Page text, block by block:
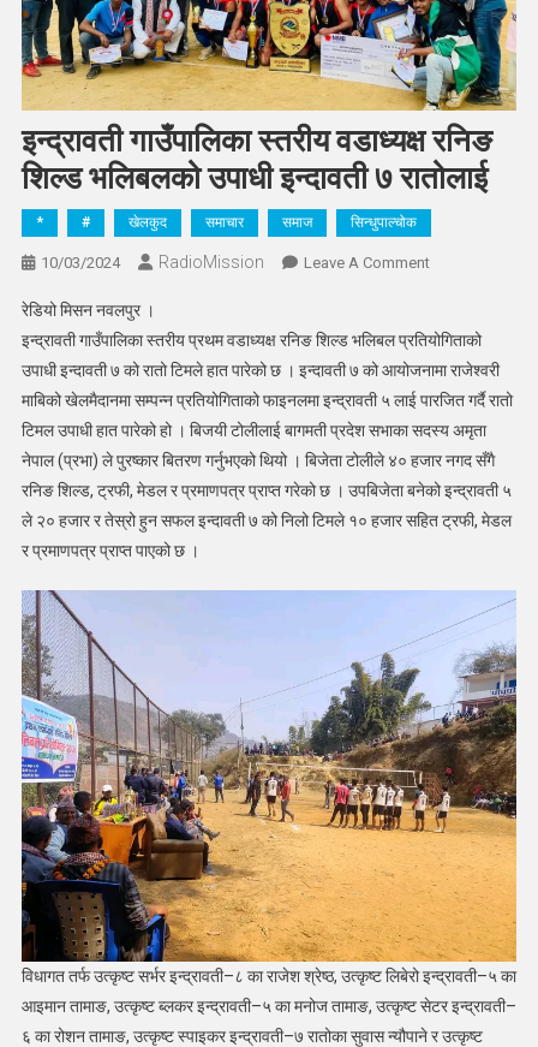
इन्द्रावती गाउँपालिका स्तरीय वडाध्यक्ष रनिङ
शिल्ड भलिबलको उपाधी इन्दावती ७ रातोलाई
* # खेलकुद समाचार समाज सिन्धुपाल्चोक
10/03/2024 RadioMission Leave A CommentOn
स्तरीय
वडाध्यक्ष
रनिङ
शिल्ड
भलिबलको
उपाधी
इन्दावती
रेडियो मिसन नवलपुर ।
इन्द्रावती गाउँपालिका स्तरीय प्रथम वडाध्यक्ष रनिङ शिल्ड भलिबल प्रतियोगिताको
उपाधी इन्दावती ७ को रातो टिमले हात पारेको छ । इन्दावती ७ को आयोजनामा राजेश्वरी
माबिको खेलमैदानमा सम्पन्न प्रतियोगिताको फाइनलमा इन्द्रावती ५ लाई पारजित गर्दै रातो
टिमल उपाधी हात पारेको हो । बिजयी टोलीलाई बागमती प्रदेश सभाका सदस्य अमृता
नेपाल (प्रभा) ले पुरष्कार बितरण गर्नुभएको थियो । बिजेता टोलीले ४० हजार नगद सँगै
रनिङ शिल्ड, ट्रफी, मेडल र प्रमाणपत्र प्राप्त गरेको छ । उपबिजेता बनेको इन्द्रावती ५
ले २० हजार र तेस्रो हुन सफल इन्दावती ७ को निलो टिमले १० हजार सहित ट्रफी, मेडल
र प्रमाणपत्र प्राप्त पाएको छ ।
विधागत तर्फ उत्कृष्ट सर्भर इन्द्रावती–८ का राजेश श्रेष्ठ, उत्कृष्ट लिबेरो इन्द्रावती–५ का
आइमान तामाङ, उत्कृष्ट ब्लकर इन्द्रावती–५ का मनोज तामाङ, उत्कृष्ट सेटर इन्द्रावती–
६ का रोशन तामाङ, उत्कृष्ट स्पाइकर इन्द्रावती–७ रातोका सुवास न्यौपाने र उत्कृष्ट